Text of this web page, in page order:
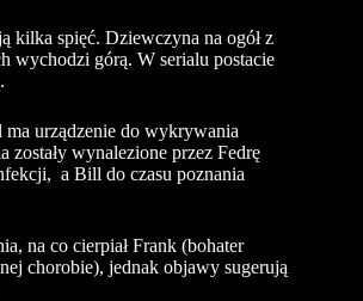
kilka spięć. Dziewczyna na ogół z
wychodzi górą. W serialu postacie
urządzenie do wykrywania
zostały wynalezione przez Fedrę
a Bill do czasu poznania
na co cierpiał Frank (bohater
chorobie), jednak objawy sugerują